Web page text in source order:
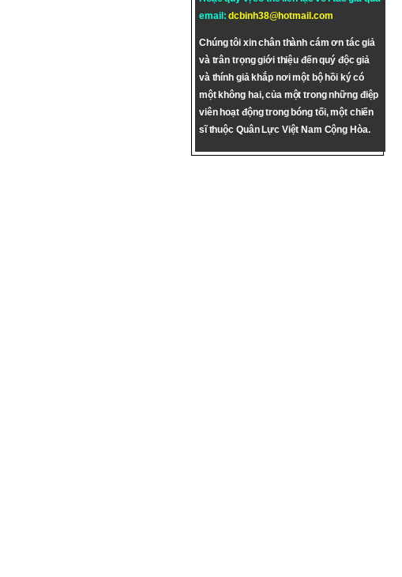
email:dcbinh38@hotmail.com
Chúng tôi xin chân thành cám ơn tác giả
và trân trọng giới thiệu đến quý độc giả
và thính giả khắp nơi một bộ hồi ký có
một không hai, của một trong những điệp
viên hoạt động trong bóng tối, một chiến
sĩ thuộc Quân Lực Việt Nam Cộng Hòa.